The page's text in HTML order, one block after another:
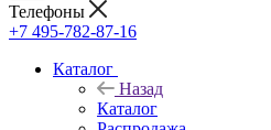
Телефоны
+7 495-782-87-16
Каталог
Назад
Каталог